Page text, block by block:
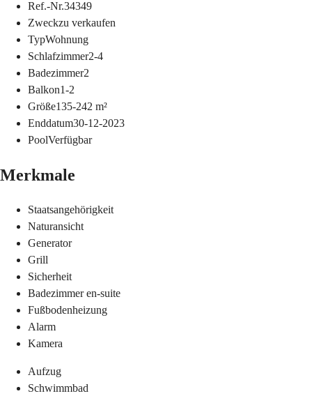
Ref.-Nr.34349
Zweckzu verkaufen
TypWohnung
Schlafzimmer2-4
Badezimmer2
Balkon1-2
Größe135-242 m²
Enddatum30-12-2023
PoolVerfügbar
Merkmale
Staatsangehörigkeit
Naturansicht
Generator
Grill
Sicherheit
Badezimmer en-suite
Fußbodenheizung
Alarm
Kamera
Aufzug
Schwimmbad